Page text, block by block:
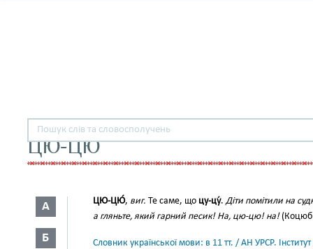
ЦЮ-ЦЮ
А
Б
ЦЮ-ЦЮ́, виг. Те саме, що цу-цу́.Діти помітили на
а гляньте, який гарний песик! На, цю-цю! на!
Словник української мови: в 11 тт. / АН УРСР.